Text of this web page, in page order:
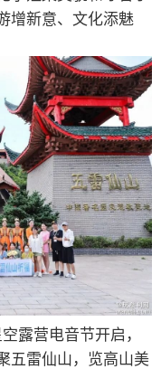
增新意、文化添魅
营电音节开启，
五雷仙山，览高山美